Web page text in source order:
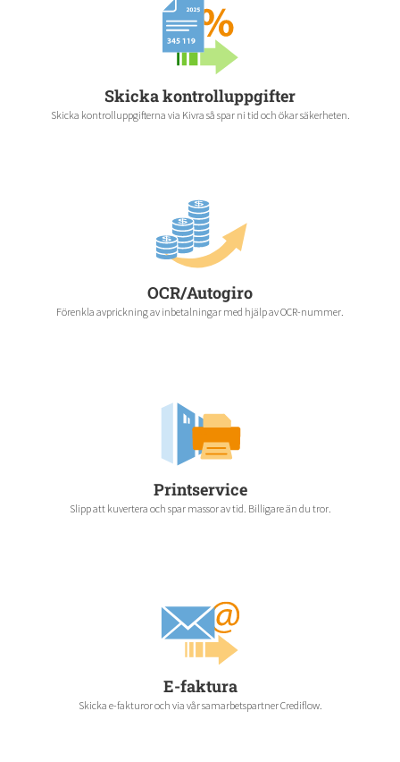
Skicka kontrolluppgifter
Skicka kontrolluppgifterna via Kivra så spar ni tid och ökar säkerheten.
OCR/Autogiro
Förenkla avprickning av inbetalningar med hjälp av OCR-nummer.
Printservice
Slipp att kuvertera och spar massor av tid. Billigare än du tror.
E-faktura
Skicka e-fakturor och via vår samarbetspartner Crediflow.